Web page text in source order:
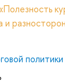
и
политики